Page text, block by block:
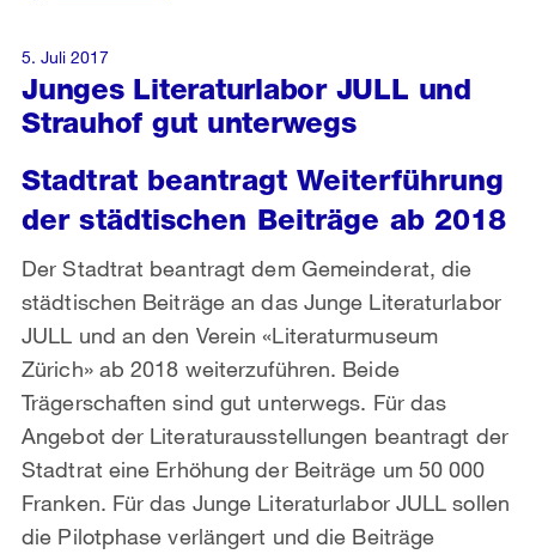
Junges Literaturlabor JULL und
Strauhof gut unterwegs
Stadtrat beantragt Weiterführung
der städtischen Beiträge ab 2018
Der Stadtrat beantragt dem Gemeinderat, die
städtischen Beiträge an das Junge Literaturlabor
JULL und an den Verein «Literaturmuseum
Zürich» ab 2018 weiterzuführen. Beide
Trägerschaften sind gut unterwegs. Für das
Angebot der Literaturausstellungen beantragt der
Stadtrat eine Erhöhung der Beiträge um 50 000
Franken. Für das Junge Literaturlabor JULL sollen
die Pilotphase verlängert und die Beiträge
5. Juli 2017